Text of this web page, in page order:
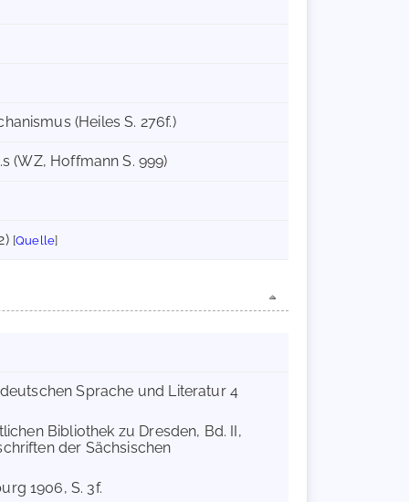
(Heiles S. 276f.)
(WZ, Hoffmann S. 999)
[Quelle]
Sprache und Literatur 4
Bibliothek zu Dresden, Bd. II,
der Sächsischen
1906, S. 3f.